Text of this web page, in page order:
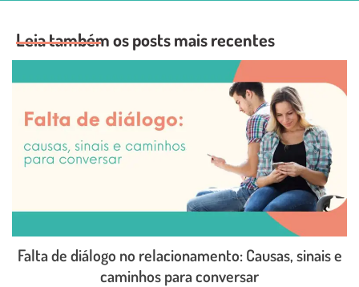
Leia também os posts mais recentes
Falta de diálogo no relacionamento: Causas, sinais e
caminhos para conversar